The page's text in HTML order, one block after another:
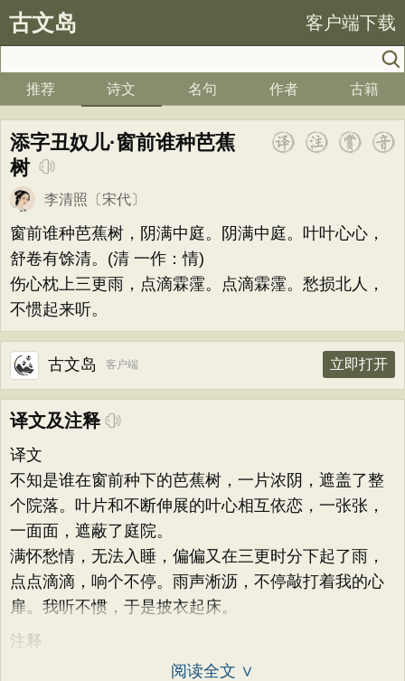
古文岛 客户端下载
推荐 诗文 名句 作者 古籍
添字丑奴儿·窗前谁种芭蕉
树
李清照 〔宋代〕
窗前谁种芭蕉树，阴满中庭。阴满中庭。叶叶心心，
舒卷有馀清。(清 一作：情)
伤心枕上三更雨，点滴霖霪。点滴霖霪。愁损北人，
不惯起来听。
古文岛 客户端 立即打开
译文及注释
译文
不知是谁在窗前种下的芭蕉树，一片浓阴，遮盖了整
个院落。叶片和不断伸展的叶心相互依恋，一张张，
一面面，遮蔽了庭院。
满怀愁情，无法入睡，偏偏又在三更时分下起了雨，
点点滴滴，响个不停。雨声淅沥，不停敲打着我的心
扉。我听不惯，于是披衣起床。
注释
阅读全文 ∨